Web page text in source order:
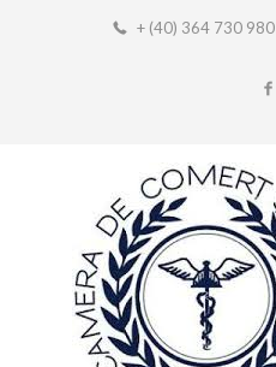
+ (40) 364 730 980